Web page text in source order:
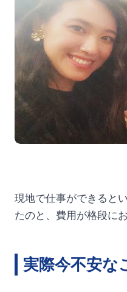
現地で仕事ができると
たのと、費用が格段に
実際今不安な